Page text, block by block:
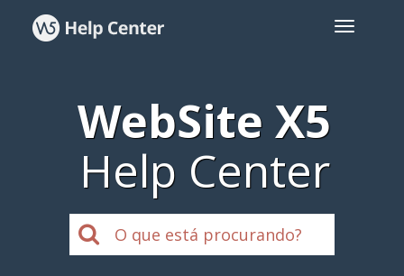
WebSite X5
Help Center